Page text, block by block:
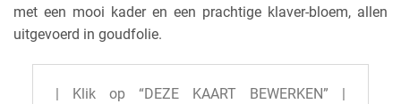
met een mooi kader en een prachtige klaver-bloem, allen
uitgevoerd in goudfolie.
| Klik op “DEZE KAART BEWERKEN” |